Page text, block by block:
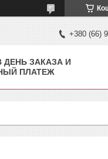
+380 (66)
ДЕНЬ ЗАКАЗА И
ПЛАТЕЖ